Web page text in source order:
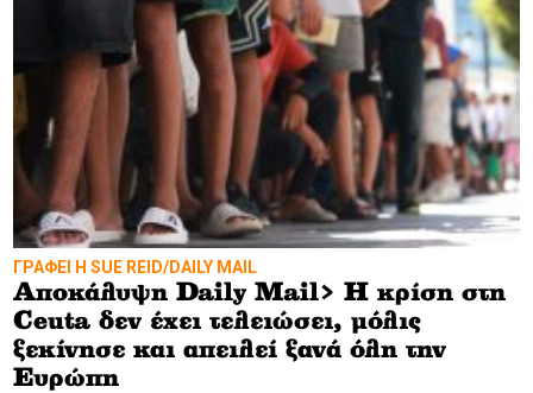
ΓΡΑΦΕΙ Η SUE REID/DAILY MAIL
Αποκάλυψη Daily Mail> Η κρίση στη
Ceuta δεν έχει τελειώσει, μόλις
ξεκίνησε και απειλεί ξανά όλη την
Ευρώπη